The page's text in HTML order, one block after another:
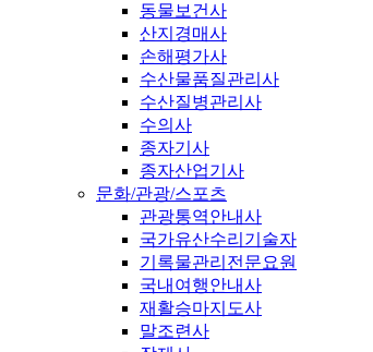
동물보건사
산지경매사
손해평가사
수산물품질관리사
수산질병관리사
수의사
종자기사
종자산업기사
문화/관광/스포츠
관광통역안내사
국가유산수리기술자
기록물관리전문요원
국내여행안내사
재활승마지도사
말조련사